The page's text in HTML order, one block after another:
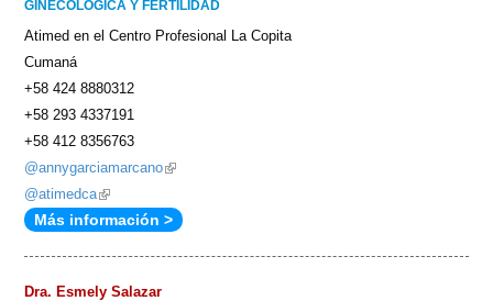
GINECOLÓGICA Y FERTILIDAD
Atimed en el Centro Profesional La Copita
Cumaná
+58 424 8880312
+58 293 4337191
+58 412 8356763
@annygarciamarcano(link
external)
@atimedca(link
is
Más información >
Dra. Esmely Salazar